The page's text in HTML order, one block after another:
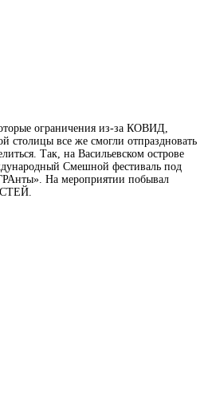
ограничения из-за КОВИД,
столицы все же смогли отпраздновать
Так, на Васильевском острове
Смешной фестиваль под
На мероприятии побывал